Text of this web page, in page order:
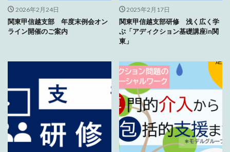
2026年2月24日
関東甲信越支部 年度末例会オン
ライン開催のご案内
2025年2月17日
関東甲信越支部研修 浅く広く学
ぶ「アディクション基礎講座in関
東」